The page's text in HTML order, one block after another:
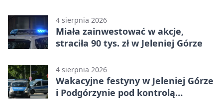
4 sierpnia 2026
Miała zainwestować w akcje,
straciła 90 tys. zł w Jeleniej Górze
4 sierpnia 2026
Wakacyjne festyny w Jeleniej Górze
i Podgórzynie pod kontrolą